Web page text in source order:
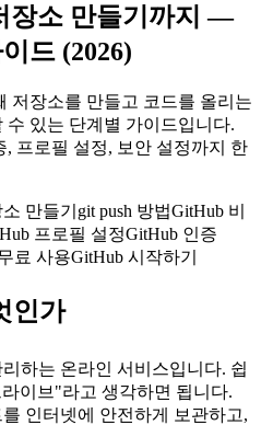
장소 만들기까지 —
드 (2026)
저장소를 만들고 코드를 올리는
있는 단계별 가이드입니다.
프로필 설정, 보안 설정까지 한
만들기 git push 방법GitHub 비
프로필 설정GitHub 인증
료 사용GitHub 시작하기
인가
하는 온라인 서비스입니다. 쉽
이브"라고 생각하면 됩니다.
인터넷에 안전하게 보관하고,